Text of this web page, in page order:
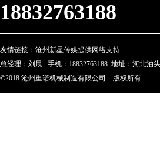
18832763188
友情链接： 沧州新星传媒提供网络支持
总经理：刘晨 手机：18832763188 地址：河北
©2018 沧州重诺机械制造有限公司 版权所有